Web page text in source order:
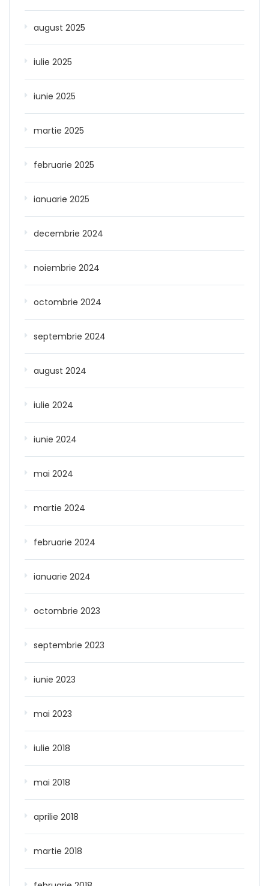
august 2025
iulie 2025
iunie 2025
martie 2025
februarie 2025
ianuarie 2025
decembrie 2024
noiembrie 2024
octombrie 2024
septembrie 2024
august 2024
iulie 2024
iunie 2024
mai 2024
martie 2024
februarie 2024
ianuarie 2024
octombrie 2023
septembrie 2023
iunie 2023
mai 2023
iulie 2018
mai 2018
aprilie 2018
martie 2018